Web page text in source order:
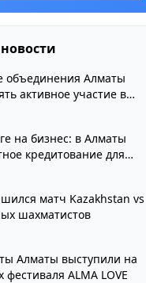
объединения Алматы
активное участие в
на бизнес: в Алматы
кредитование для
матч Kazakhstan vs
шахматистов
Алматы выступили на
ALMA LOVE